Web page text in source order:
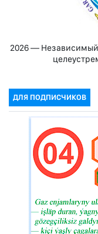
2026 —
ДЛЯ ПОДПИСЧИКОВ